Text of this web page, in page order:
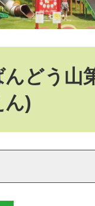
んどう山
ん)